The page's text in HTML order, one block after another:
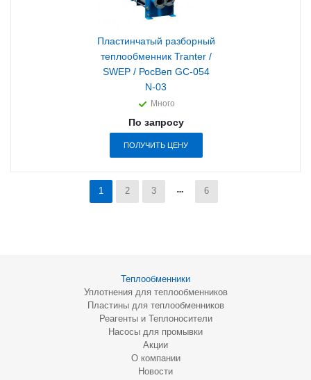
Пластинчатый разборный
теплообменник Tranter /
SWEP / РосВеп GC-054
N-03
Много
По запросу
ПОЛУЧИТЬ ЦЕНУ
1 2 3 6
Теплообменники
Уплотнения для теплообменников
Пластины для теплообменников
Реагенты и Теплоносители
Насосы для промывки
Акции
О компании
Новости